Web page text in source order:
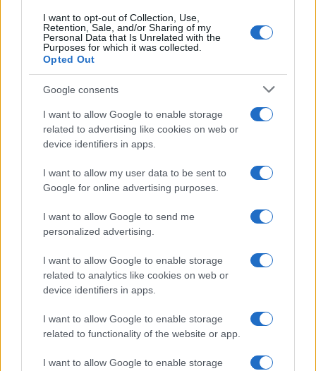
I want to opt-out of Collection, Use,
Retention, Sale, and/or Sharing of my
Personal Data that Is Unrelated with the
Purposes for which it was collected.
Opted Out
Google consents
I want to allow Google to enable storage
related to advertising like cookies on web or
device identifiers in apps.
I want to allow my user data to be sent to
Google for online advertising purposes.
I want to allow Google to send me
personalized advertising.
I want to allow Google to enable storage
related to analytics like cookies on web or
device identifiers in apps.
I want to allow Google to enable storage
related to functionality of the website or app.
I want to allow Google to enable storage
Sigue leyendo